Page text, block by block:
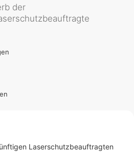
der
Laserschutzbeauftragten